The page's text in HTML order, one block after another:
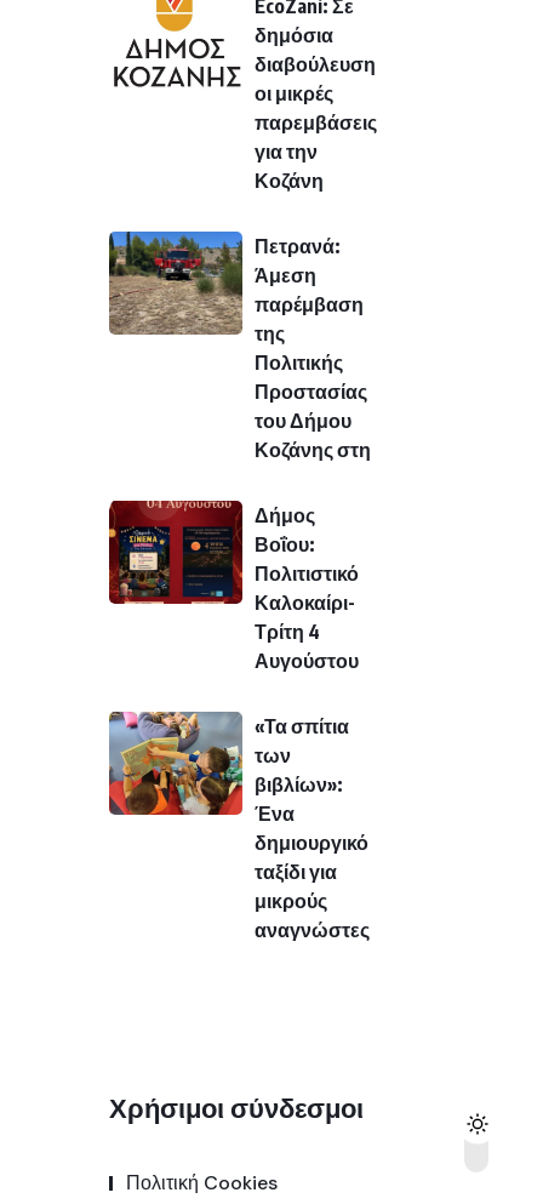
EcoZani: Σε
δημόσια
διαβούλευση
οι μικρές
παρεμβάσεις
για την
Κοζάνη
Πετρανά:
Άμεση
παρέμβαση
της
Πολιτικής
Προστασίας
του Δήμου
Κοζάνης στη
Δήμος
Βοΐου:
Πολιτιστικό
Καλοκαίρι-
Τρίτη 4
Αυγούστου
«Τα σπίτια
των
βιβλίων»:
Ένα
δημιουργικό
ταξίδι για
μικρούς
αναγνώστες
Χρήσιμοι σύνδεσμοι
Πολιτική Cookies